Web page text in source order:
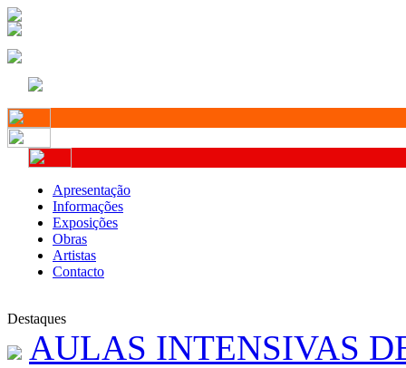
Apresentação
Informações
Exposições
Obras
Artistas
Contacto
Destaques
AULAS INTENSIVAS